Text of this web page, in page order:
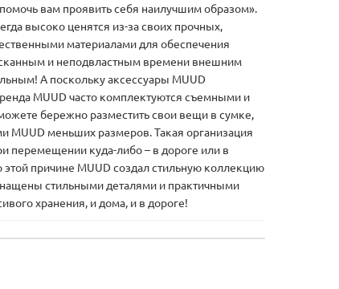
вам проявить себя наилучшим образом».
высоко ценятся из-за своих прочных,
материалами для обеспечения
и неподвластным времени внешним
А поскольку аксессуары MUUD
MUUD часто комплектуются съемными и
бережно разместить свои вещи в сумке,
MUUD меньших размеров. Такая организация
перемещении куда-либо – в дороге или в
причине MUUD создал стильную коллекцию
стильными деталями и практичными
хранения, и дома, и в дороге!